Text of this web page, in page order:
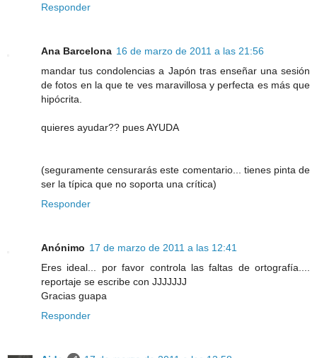
Responder
Ana Barcelona 16 de marzo de 2011 a las 21:56
mandar tus condolencias a Japón tras enseñar una sesión
de fotos en la que te ves maravillosa y perfecta es más que
hipócrita.
quieres ayudar?? pues AYUDA
(seguramente censurarás este comentario... tienes pinta de
ser la típica que no soporta una crítica)
Responder
Anónimo 17 de marzo de 2011 a las 12:41
Eres ideal... por favor controla las faltas de ortografía....
reportaje se escribe con JJJJJJJ
Gracias guapa
Responder